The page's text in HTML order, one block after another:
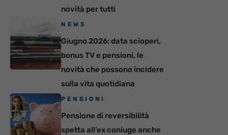
novità per tutti
NEWS
Giugno 2026: data scioperi,
bonus TV e pensioni, le
novità che possono incidere
sulla vita quotidiana
PENSIONI
Pensione di reversibilità
spetta all’ex coniuge anche